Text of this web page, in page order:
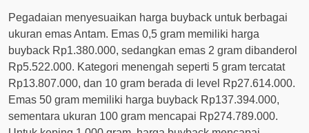
Pegadaian menyesuaikan harga buyback untuk berbagai
ukuran emas Antam. Emas 0,5 gram memiliki harga
buyback Rp1.380.000, sedangkan emas 2 gram dibanderol
Rp5.522.000. Kategori menengah seperti 5 gram tercatat
Rp13.807.000, dan 10 gram berada di level Rp27.614.000.
Emas 50 gram memiliki harga buyback Rp137.394.000,
sementara ukuran 100 gram mencapai Rp274.789.000.